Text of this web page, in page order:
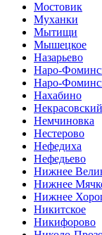
Мостовик
Муханки
Мытищи
Мышецкое
Назарьево
Наро-
Наро-
Нахабино
Некрасовский
Немчиновка
Нестерово
Нефедиха
Нефедьево
Нижнее
Нижнее
Нижнее
Никитское
Никифорово